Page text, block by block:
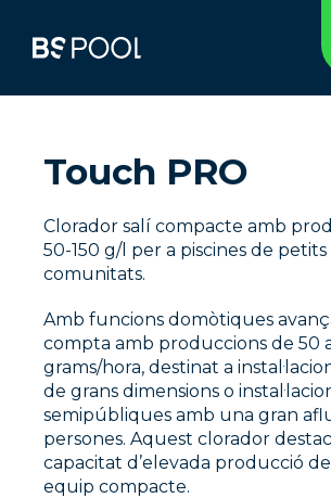
Touch PRO
Clorador salí compacte amb
50-150 g/l per a piscines de
comunitats.
Amb funcions domòtiques
compta amb produccions de 50
grams/hora, destinat a
de grans dimensions o
semipúbliques amb una gran
persones. Aquest clorador
capacitat d’elevada producció
equip compacte.